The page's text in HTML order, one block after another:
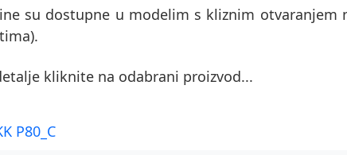
su dostupne u modelim s kliznim
kliknite na odabrani proizvod...